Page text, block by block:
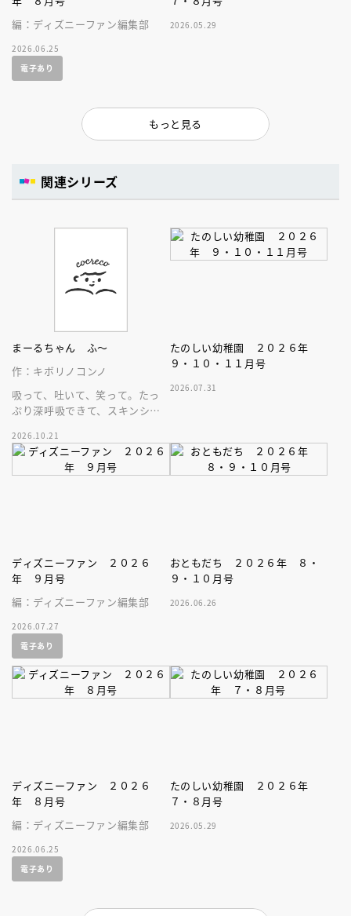
編：ディズニーファン編集部
2026.06.25
電子あり
2026.05.29
もっと見る
関連シリーズ
まーるちゃん ふ～
作：キボリノコンノ
吸って、吐いて、笑って。たっ
ぷり深呼吸できて、スキンシッ
家、キボリノコンノ初のファー
ストブック。
2026.10.21
たのしい幼稚園 ２０２６年
９・１０・１１月号
2026.07.31
ディズニーファン ２０２６
年 ９月号
編：ディズニーファン編集部
2026.07.27
電子あり
おともだち ２０２６年 ８・
９・１０月号
2026.06.26
ディズニーファン ２０２６
年 ８月号
編：ディズニーファン編集部
2026.06.25
電子あり
たのしい幼稚園 ２０２６年
７・８月号
2026.05.29